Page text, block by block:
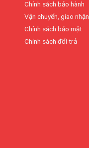
Chính sách bảo hành
Vận chuyển, giao nhận
Chính sách bảo mật
Chính sách đổi trả